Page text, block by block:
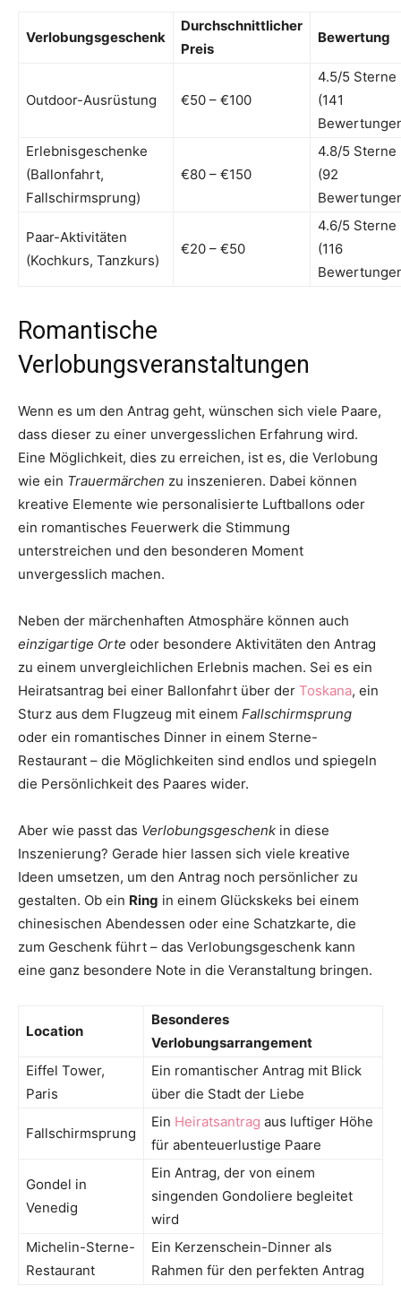
Verlobungsgeschenk
Durchschnittlicher
Preis
Bewertung
Outdoor-Ausrüstung €50 – €100
4.5/5 Sterne
(141
Erlebnisgeschenke
(Ballonfahrt,
Fallschirmsprung)
€80 – €150
4.8/5 Sterne
(92
Paar-Aktivitäten
(Kochkurs, Tanzkurs)
€20 – €50
4.6/5 Sterne
(116
Romantische
Verlobungsveranstaltungen
Wenn es um den Antrag geht, wünschen sich viele Paare,
dass dieser zu einer unvergesslichen Erfahrung wird.
Eine Möglichkeit, dies zu erreichen, ist es, die Verlobung
wie ein Trauermärchen zu inszenieren. Dabei können
kreative Elemente wie personalisierte Luftballons oder
ein romantisches Feuerwerk die Stimmung
unterstreichen und den besonderen Moment
unvergesslich machen.
Neben der märchenhaften Atmosphäre können auch
einzigartige Orte oder besondere Aktivitäten den Antrag
zu einem unvergleichlichen Erlebnis machen. Sei es ein
Heiratsantrag bei einer Ballonfahrt über der Toskana, ein
Sturz aus dem Flugzeug mit einem Fallschirmsprung
oder ein romantisches Dinner in einem Sterne-
Restaurant – die Möglichkeiten sind endlos und spiegeln
die Persönlichkeit des Paares wider.
Aber wie passt das Verlobungsgeschenk in diese
Inszenierung? Gerade hier lassen sich viele kreative
Ideen umsetzen, um den Antrag noch persönlicher zu
gestalten. Ob ein Ring in einem Glückskeks bei einem
chinesischen Abendessen oder eine Schatzkarte, die
zum Geschenk führt – das Verlobungsgeschenk kann
eine ganz besondere Note in die Veranstaltung bringen.
Location
Besonderes
Verlobungsarrangement
Eiffel Tower,
Paris
Ein romantischer Antrag mit Blick
über die Stadt der Liebe
Fallschirmsprung
Ein Heiratsantrag aus luftiger Höhe
für abenteuerlustige Paare
Gondel in
Venedig
Ein Antrag, der von einem
singenden Gondoliere begleitet
wird
Michelin-Sterne-
Restaurant
Ein Kerzenschein-Dinner als
Rahmen für den perfekten Antrag